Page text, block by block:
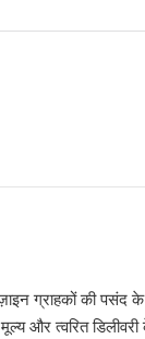
ग्राहकों की पसंद
और त्वरित